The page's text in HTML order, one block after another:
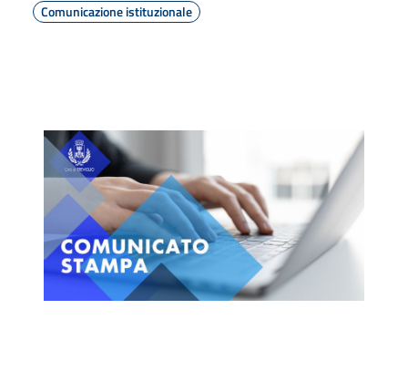
Comunicazione istituzionale